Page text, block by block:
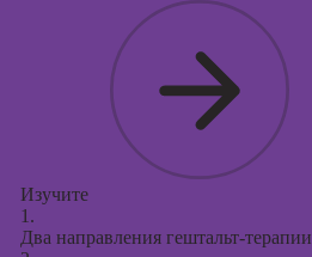
Изучите
1.
Два направления гештальт-терапии